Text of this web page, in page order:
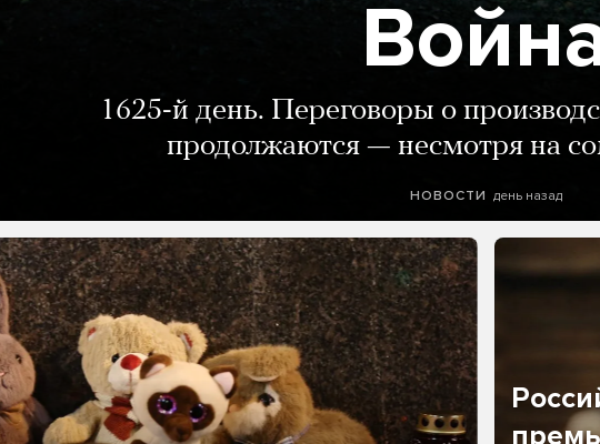
1625-й день. Переговоры о
продолжаются — несмотря на
НОВОСТИ день назад